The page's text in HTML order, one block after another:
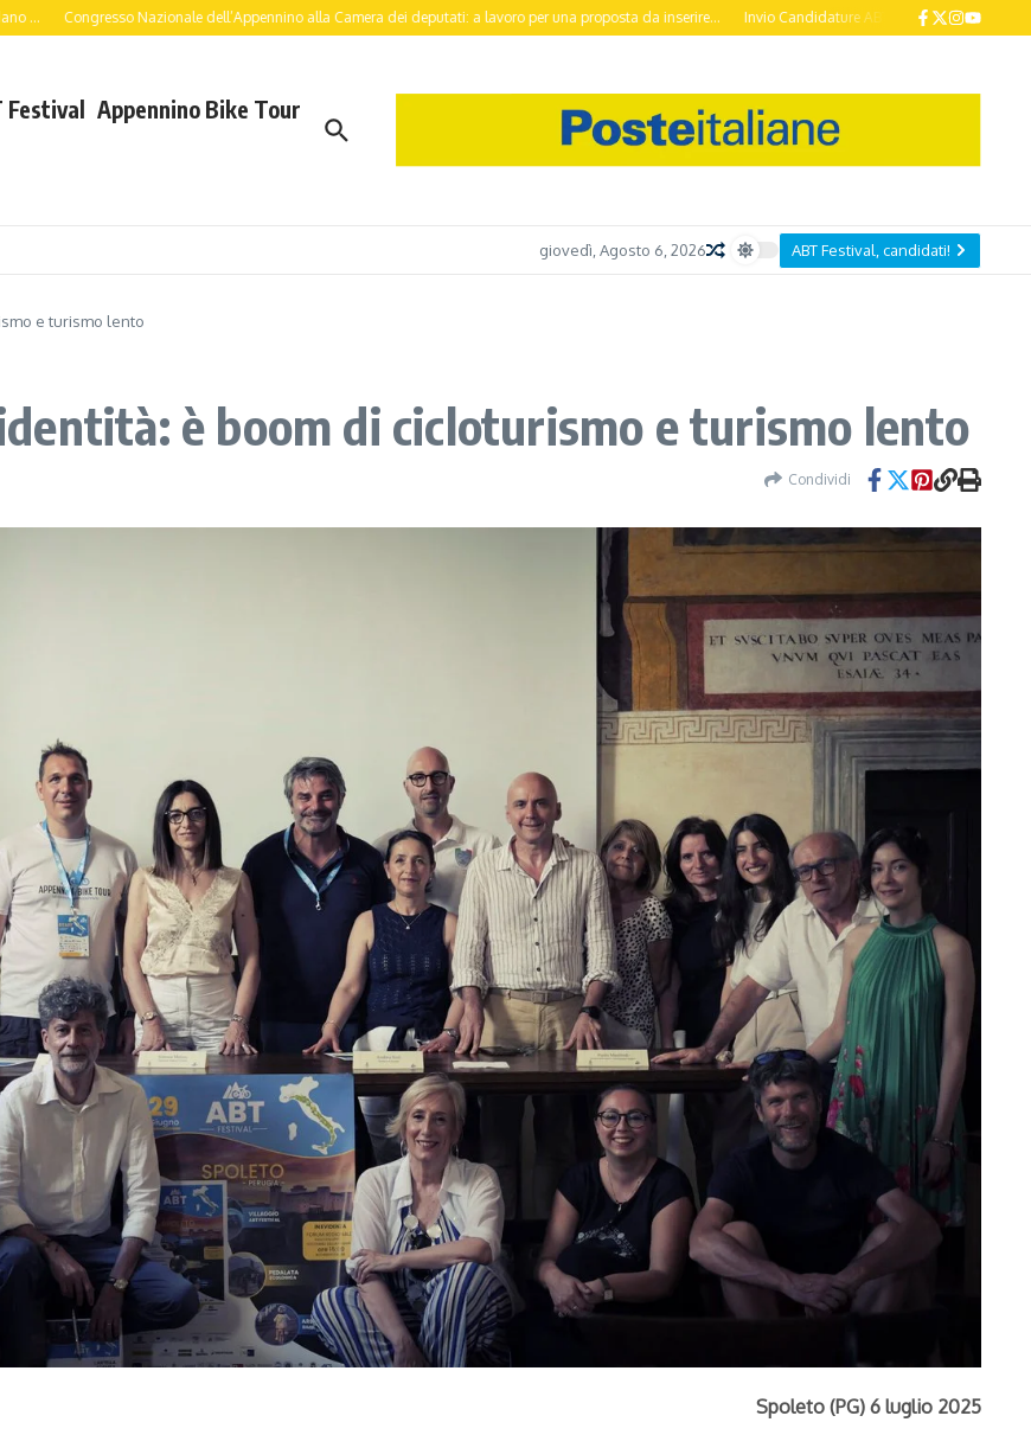
Congresso Nazionale dell’Appennino alla Camera dei deputati: a lavoro per una proposta da inserire... Invio Candidature ABT Festival 2026 entro il 20
Festival Appennino Bike Tour
giovedì, Agosto 6, 2026 ABT Festival, candidati!
e turismo lento
è boom di cicloturismo e turismo lento
Condividi
Spoleto (PG) 6 luglio 2025